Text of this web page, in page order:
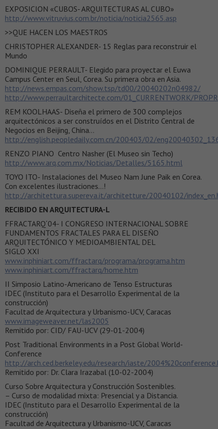
EXPOSICION «CUBOS- ARQUITECTURAS AL CUBO»
http://www.vitruvius.com.br/noticia/noticia2565.asp
>>QUE HACEN LOS MAESTROS
CHRISTOPHER ALEXANDER- 15 Reglas para reconstruir el
Mundo
DOMINIQUE PERRAULT- Elegido para proyectar el Euwa
Campus Center en Seul, Corea. Su primera obra en Asia.
http://news.empas.com/show.tsp/td00/20040202n04982/
http://www.perraultarchitecte.com/01_CURRENTWORK/
REM KOOLHAAS- Diseña el primero de 300 complejos
arquitectónicos a ser construídos en el Distrito Central de
Negocios en Beijing, China…
http://english.peopledaily.com.cn/200403/02/
RENZO PIANO Centro Nasher (El Museo sin Techo)
http://www.arq.com.mx/Noticias/Detalles/5165.html
TOYO ITO- Instalaciones del Museo Nam June Paik en Corea.
Con excelentes ilustraciones…!
http://architettura.supereva.it/architetture/20040102/
RECIBIDO EN ARQUITECTURA-L
FFRACTARQ´04- I CONGRESO INTERNACIONAL SOBRE
FUNDAMENTOS FRACTALES PARA EL DISEÑO
ARQUITECTÓNICO Y MEDIOAMBIENTAL DEL
SIGLO XXI
www.inphiniart.com/ffractarq/programa/programa.htm
www.inphiniart.com/ffractarq/home.htm
II Simposio Latino-Americano de Tenso Estructuras
IDEC (Instituto para el Desarrollo Experimental de la
construcción)
Facultad de Arquitectura y Urbanismo-UCV, Caracas
www.imageweaver.net/las2005
Remitido por: CID/ FAU-UCV (29-01-2004)
Post Traditional Environments in a Post Global World-
Conference
http://arch.ced.berkeley.edu/research/iaste/
Remitido por: Dr. Clara Irazabal (10-02-2004)
Curso Sobre Arquitectura y Construcción Sostenibles.
– Curso de modalidad mixta: Presencial y a Distancia.
IDEC (Instituto para el Desarrollo Experimental de la
construcción)
Facultad de Arquitectura y Urbanismo-UCV, Caracas